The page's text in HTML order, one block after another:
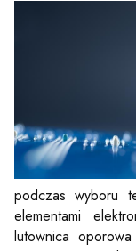
podczas wyboru
elementami
lutownica